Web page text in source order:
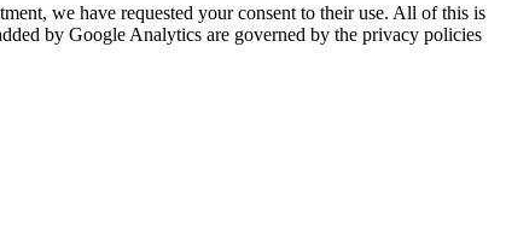
we have requested your consent to their use. All of this is
by Google Analytics are governed by the privacy policies